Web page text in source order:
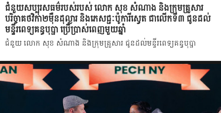
ជំនួយសប្បុរសធម៌របស់របស់ លោក សុខ សំណាង និងក្រុមគ្រួសារ
បរិច្ចាគថវិកា២ម៉ឺនដុល្លារ និងភេសជ្ជៈប៉ូការីស្វេត ជាលើកទី៣ ជូនដល់
មន្ទីរពេទ្យគន្ធបុប្ផា ប្រើប្រាស់ពេញមួយឆ្នាំ
ជំនួយ លោក សុខ សំណាង និងក្រុមគ្រួសារ ជូនដល់មន្ទីរពេទ្យគន្ធបុប្ផា